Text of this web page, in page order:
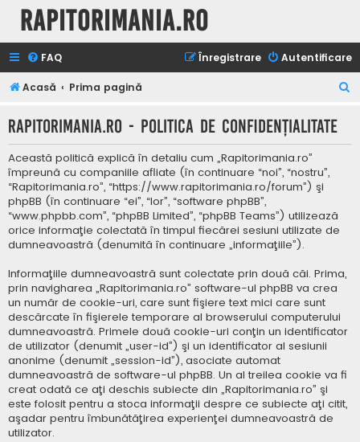
Rapitorimania.ro
FAQ Autentificare
Înregistrare
Acasă Prima pagină
t
Rapitorimania.ro - Politica de confidenţialitate
Această politică explică în detaliu cum „Rapitorimania.ro”
împreună cu companiile afliate (în continuare “noi”, “nostru”,
“Rapitorimania.ro”, “https://www.rapitorimania.ro/forum”) şi
phpBB (în continuare “ei”, “lor”, “software phpBB”,
“www.phpbb.com”, “phpBB Limited”, “phpBB Teams”) utilizează
orice informaţie colectată în timpul fiecărei sesiuni utilizate de
dumneavoastră (denumită în continuare „informaţiile”).
Informaţiile dumneavoastră sunt colectate prin două căi. Prima,
prin navigharea „Rapitorimania.ro” software-ul phpBB va crea
un număr de cookie-uri, care sunt fişiere text mici care sunt
descărcate în fişierele temporare al browserului computerului
dumneavoastră. Primele două cookie-uri conţin un identificator
de utilizator (denumit „user-id”) şi un identificator al sesiunii
anonime (denumit „session-id”), asociate automat
dumneavoastră de software-ul phpBB. Un al treilea cookie va fi
creat odată ce aţi deschis subiecte din „Rapitorimania.ro” şi
este folosit pentru a stoca informaţii despre ce subiecte aţi citit,
aşadar pentru îmbunătăţirea experienţei dumneavoastră de
utilizator.